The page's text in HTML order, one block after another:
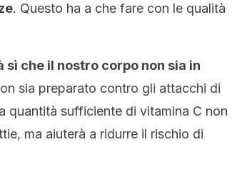
. Questo ha a che fare con le qualità
che il nostro corpo non sia in
sia preparato contro gli attacchi di
quantità sufficiente di vitamina C non
ma aiuterà a ridurre il rischio di